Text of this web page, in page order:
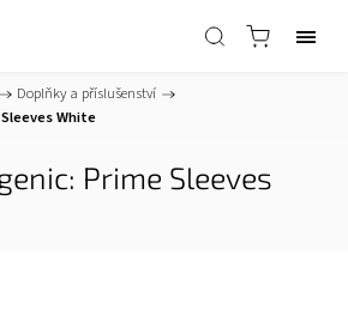
/ Doplňky a příslušenství /
White
Prime Sleeves